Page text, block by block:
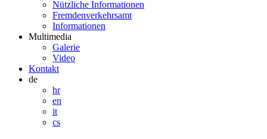
Nützliche Informationen
Fremdenverkehrsamt
Informationen
Multimedia
Galerie
Video
Kontakt
de
hr
en
it
cs